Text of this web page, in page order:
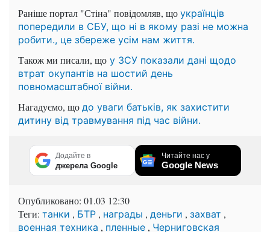
Раніше портал "Стіна" повідомляв, що українців
попередили в СБУ, що ні в якому разі не можна
робити., це збереже усім нам життя.
Також ми писали, що у ЗСУ показали дані щодо
втрат окупантів на шостий день
повномасштабної війни.
Нагадуємо, що до уваги батьків, як захистити
дитину від травмування під час війни.
Додайте в
джерела Google
Читайте нас у
Google News
Опубликовано: 01.03 12:30
Теги: танки , БТР , награды , деньги , захват ,
военная техника , пленные , Черниговская